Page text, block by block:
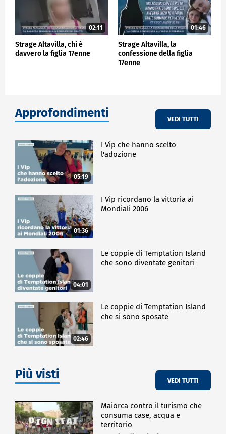
02:11
Strage Altavilla, chi è
davvero la figlia 17enne
01:46
Strage Altavilla, la
confessione della figlia
17enne
Approfondimenti VEDI TUTTI
05:19
I Vip che hanno scelto
l'adozione
01:36
I Vip ricordano la vittoria ai
Mondiali 2006
04:01
Le coppie di Temptation Island
che sono diventate genitori
02:46
Le coppie di Temptation Island
che si sono sposate
Più visti VEDI TUTTI
Maiorca contro il turismo che
consuma case, acqua e
territorio